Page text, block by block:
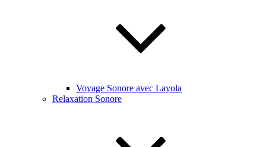
Voyage Sonore avec Layola
Relaxation Sonore